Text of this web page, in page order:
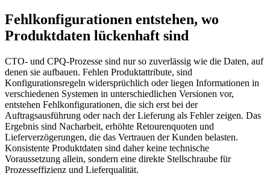
Fehlkonfigurationen entstehen, wo
Produktdaten lückenhaft sind
CTO- und CPQ-Prozesse sind nur so zuverlässig wie die Daten, auf
denen sie aufbauen. Fehlen Produktattribute, sind
Konfigurationsregeln widersprüchlich oder liegen Informationen in
verschiedenen Systemen in unterschiedlichen Versionen vor,
entstehen Fehlkonfigurationen, die sich erst bei der
Auftragsausführung oder nach der Lieferung als Fehler zeigen. Das
Ergebnis sind Nacharbeit, erhöhte Retourenquoten und
Lieferverzögerungen, die das Vertrauen der Kunden belasten.
Konsistente Produktdaten sind daher keine technische
Voraussetzung allein, sondern eine direkte Stellschraube für
Prozesseffizienz und Lieferqualität.